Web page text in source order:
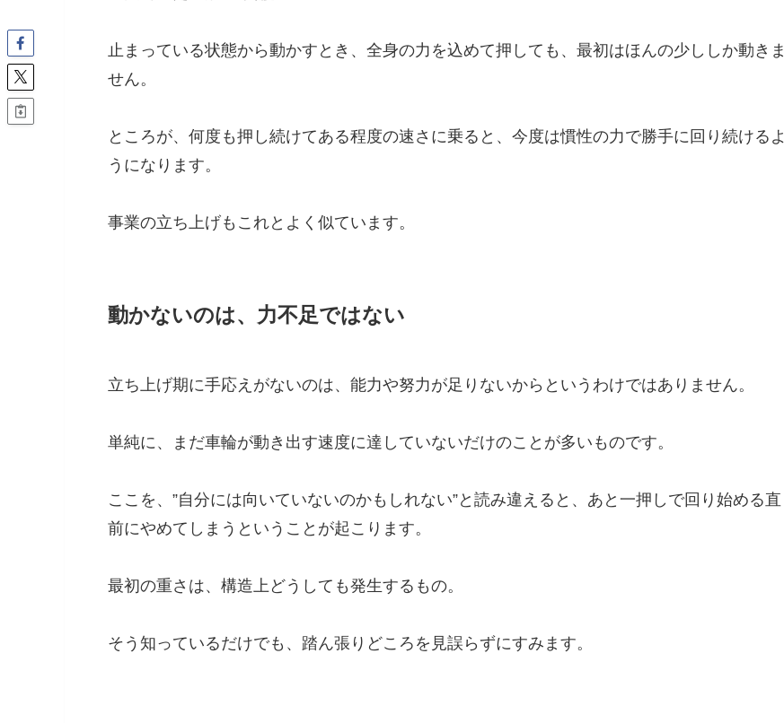
止まっている状態から動かすとき、全身の力を込めて押しても、最初はほんの少ししか動きま
せん。
ところが、何度も押し続けてある程度の速さに乗ると、今度は慣性の力で勝手に回り続けるよ
うになります。
事業の立ち上げもこれとよく似ています。
動かないのは、力不足ではない
立ち上げ期に手応えがないのは、能力や努力が足りないからというわけではありません。
単純に、まだ車輪が動き出す速度に達していないだけのことが多いものです。
ここを、”自分には向いていないのかもしれない”と読み違えると、あと一押しで回り始める直
前にやめてしまうということが起こります。
最初の重さは、構造上どうしても発生するもの。
そう知っているだけでも、踏ん張りどころを見誤らずにすみます。